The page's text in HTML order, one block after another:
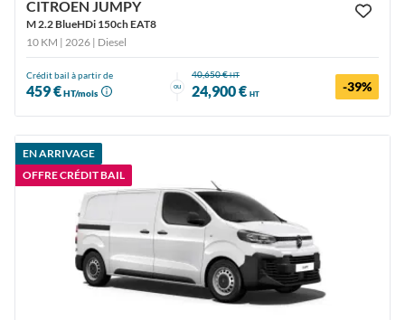
CITROEN JUMPY
M 2.2 BlueHDi 150ch EAT8
10 KM | 2026 | Diesel
Crédit bail à partir de
459 €HT/mois
ou
40,650 €HT
24,900 € HT -39%
EN ARRIVAGE
OFFRE CRÉDIT BAIL